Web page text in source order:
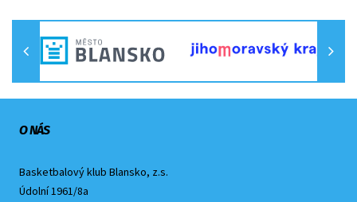
O NÁS
Basketbalový klub Blansko, z.s.
Údolní 1961/8a